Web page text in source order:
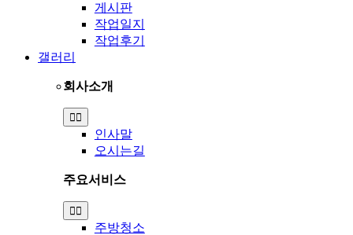
게시판
작업일지
작업후기
갤러리
회사소개
Toggle
Navigation
인사말
오시는길
주요서비스
Toggle
Navigation
주방청소